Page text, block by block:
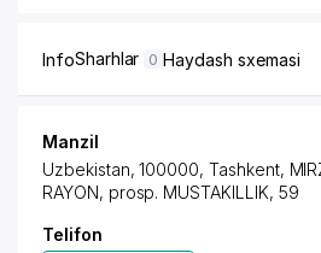
InfoSharhlar 0 Haydash sxemasi
Manzil
Uzbekistan, 100000, Tashkent,
RAYON, prosp. MUSTAKILLIK, 59
Telifon